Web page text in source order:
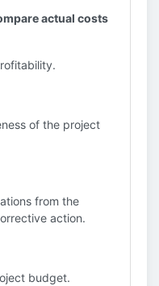
actual costs
of the project
from the
action.
budget.